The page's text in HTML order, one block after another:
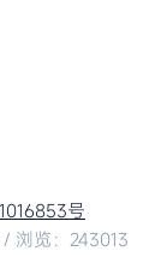
号
浏览：243013